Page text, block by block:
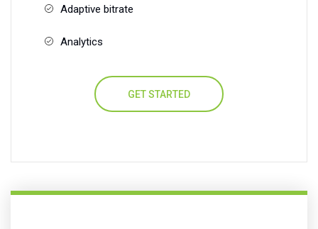
Adaptive bitrate
Analytics
GET STARTED